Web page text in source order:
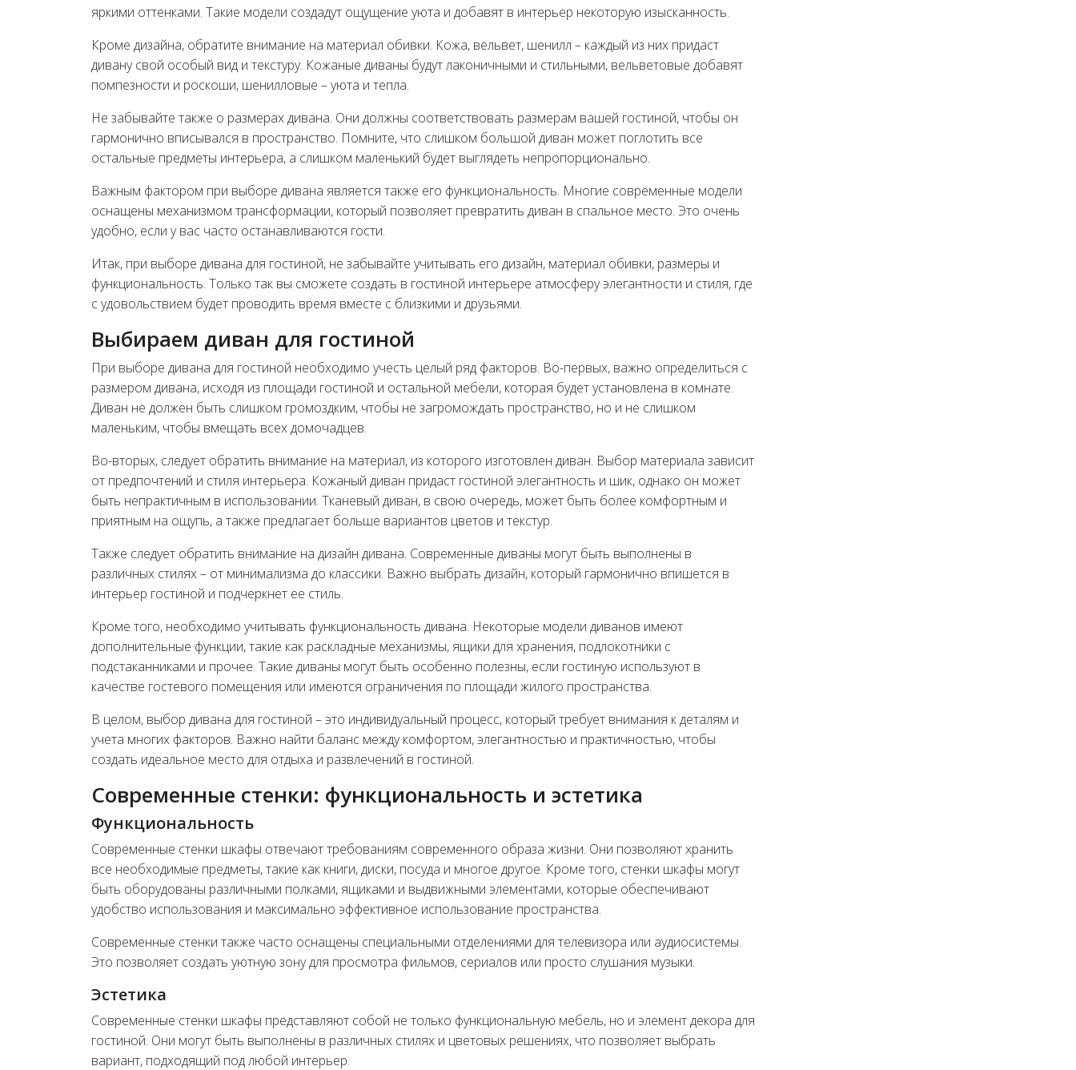
яркими оттенками. Такие модели создадут ощущение уюта и добавят в интерьер некоторую изысканность.
Кроме дизайна, обратите внимание на материал обивки. Кожа, вельвет, шенилл – каждый из них придаст
дивану свой особый вид и текстуру. Кожаные диваны будут лаконичными и стильными, вельветовые добавят
помпезности и роскоши, шенилловые – уюта и тепла.
Не забывайте также о размерах дивана. Они должны соответствовать размерам вашей гостиной, чтобы он
гармонично вписывался в пространство. Помните, что слишком большой диван может поглотить все
остальные предметы интерьера, а слишком маленький будет выглядеть непропорционально.
Важным фактором при выборе дивана является также его функциональность. Многие современные модели
оснащены механизмом трансформации, который позволяет превратить диван в спальное место. Это очень
удобно, если у вас часто останавливаются гости.
Итак, при выборе дивана для гостиной, не забывайте учитывать его дизайн, материал обивки, размеры и
функциональность. Только так вы сможете создать в гостиной интерьере атмосферу элегантности и стиля, где
с удовольствием будет проводить время вместе с близкими и друзьями.
Выбираем диван для гостиной
При выборе дивана для гостиной необходимо учесть целый ряд факторов. Во-первых, важно определиться с
размером дивана, исходя из площади гостиной и остальной мебели, которая будет установлена в комнате.
Диван не должен быть слишком громоздким, чтобы не загромождать пространство, но и не слишком
маленьким, чтобы вмещать всех домочадцев.
Во-вторых, следует обратить внимание на материал, из которого изготовлен диван. Выбор материала зависит
от предпочтений и стиля интерьера. Кожаный диван придаст гостиной элегантность и шик, однако он может
быть непрактичным в использовании. Тканевый диван, в свою очередь, может быть более комфортным и
приятным на ощупь, а также предлагает больше вариантов цветов и текстур.
Также следует обратить внимание на дизайн дивана. Современные диваны могут быть выполнены в
различных стилях – от минимализма до классики. Важно выбрать дизайн, который гармонично впишется в
интерьер гостиной и подчеркнет ее стиль.
Кроме того, необходимо учитывать функциональность дивана. Некоторые модели диванов имеют
дополнительные функции, такие как раскладные механизмы, ящики для хранения, подлокотники с
подстаканниками и прочее. Такие диваны могут быть особенно полезны, если гостиную используют в
качестве гостевого помещения или имеются ограничения по площади жилого пространства.
В целом, выбор дивана для гостиной – это индивидуальный процесс, который требует внимания к деталям и
учета многих факторов. Важно найти баланс между комфортом, элегантностью и практичностью, чтобы
создать идеальное место для отдыха и развлечений в гостиной.
Современные стенки: функциональность и эстетика
Функциональность
Современные стенки шкафы отвечают требованиям современного образа жизни. Они позволяют хранить
все необходимые предметы, такие как книги, диски, посуда и многое другое. Кроме того, стенки шкафы могут
быть оборудованы различными полками, ящиками и выдвижными элементами, которые обеспечивают
удобство использования и максимально эффективное использование пространства.
Современные стенки также часто оснащены специальными отделениями для телевизора или аудиосистемы.
Это позволяет создать уютную зону для просмотра фильмов, сериалов или просто слушания музыки.
Эстетика
Современные стенки шкафы представляют собой не только функциональную мебель, но и элемент декора для
гостиной. Они могут быть выполнены в различных стилях и цветовых решениях, что позволяет выбрать
вариант, подходящий под любой интерьер.